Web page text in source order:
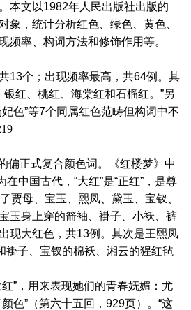
本文以1982年人民出版社出版的
象，统计分析红色、绿色、黄色、
频率、构词方法和修饰作用等。
个；出现频率最高，共64例。其
红、桃红、海棠红和石榴红。”另
色”等7个同属红色范畴但构词中不
偏正式复合颜色词。《红楼梦》中
中国古代，“大红”是“正红”，是尊
贾母、宝玉、熙凤、黛玉、宝钗、
玉身上穿的箭袖、褂子、小袄、裤
现大红色，共13例。其次是王熙凤
褂子、宝钗的棉袄、湘云的猩红毡
”，用来表现她们的青春妩媚：尤
色”（第六十五回，929页）。“这